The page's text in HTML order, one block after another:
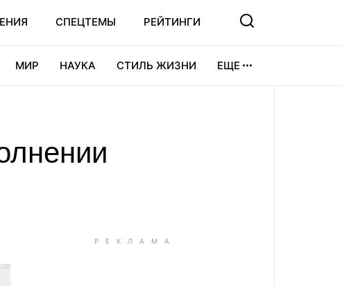
СПЕЦТЕМЫ РЕЙТИНГИ
МИР НАУКА СТИЛЬ ЖИЗНИ ЕЩЕ